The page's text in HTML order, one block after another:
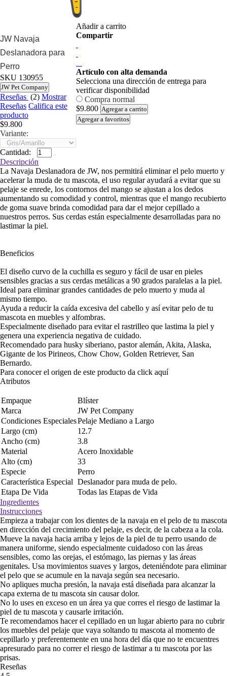
JW Navaja
Deslanadora para
Perro
SKU 130955
JW Pet Company
Reseñas (2) Mostrar
Reseñas Califica este
producto
$9.800
Variante:
Cantidad:
Añadir a carrito
Compartir
Artículo con alta demanda
Selecciona una dirección de entrega para
verificar disponibilidad
Compra normal
$9.800 Agregar a carrito
Agregar a favoritos
Descripción
La Navaja Deslanadora de JW, nos permitirá eliminar el pelo muerto y
acelerar la muda de tu mascota, el uso regular ayudará a evitar que su
pelaje se enrede, los contornos del mango se ajustan a los dedos
aumentando su comodidad y control, mientras que el mango recubierto
de goma suave brinda comodidad para dar el mejor cepillado a
nuestros perros. Sus cerdas están especialmente desarrolladas para no
lastimar la piel.
Beneficios
El diseño curvo de la cuchilla es seguro y fácil de usar en pieles
sensibles gracias a sus cerdas metálicas a 90 grados paralelas a la piel.
Ideal para eliminar grandes cantidades de pelo muerto y muda al
mismo tiempo.
Ayuda a reducir la caída excesiva del cabello y así evitar pelo de tu
mascota en muebles y alfombras.
Especialmente diseñado para evitar el rastrilleo que lastima la piel y
genera una experiencia negativa de cuidado.
Recomendado para husky siberiano, pastor alemán, Akita, Alaska,
Gigante de los Pirineos, Chow Chow, Golden Retriever, San
Bernardo.
Para conocer el origen de este producto da click aquí
Atributos
Empaque
Blíster
Marca
JW Pet Company
Condiciones EspecialesPelaje Mediano a Largo
Largo (cm)
12.7
Ancho (cm)
3.8
Material
Acero Inoxidable
Alto (cm)
33
Especie
Perro
Característica Especial Deslanador para muda de pelo.
Etapa De Vida
Todas las Etapas de Vida
Ingredientes
Instrucciones
Empieza a trabajar con los dientes de la navaja en el pelo de tu mascota
en dirección del crecimiento del pelaje, es decir, de la cabeza a la cola.
Mueve la navaja hacia arriba y lejos de la piel de tu perro usando de
manera uniforme, siendo especialmente cuidadoso con las áreas
sensibles, como las orejas, el estómago, las piernas y las áreas
genitales. Usa movimientos suaves y largos, deteniéndote para eliminar
el pelo que se acumule en la navaja según sea necesario.
No apliques mucha presión, la navaja está diseñada para alcanzar la
capa externa de tu mascota sin causar dolor.
No lo uses en exceso en un área ya que corres el riesgo de lastimar la
piel de tu mascota y causarle irritación.
Te recomendamos hacer el cepillado en un lugar abierto para no cubrir
los muebles del pelaje que vaya soltando tu mascota al momento de
cepillarlo y preferentemente en una hora del día que no te encuentres
apresurado para no correr el riesgo de lastimar a tu mascota por las
prisas.
Reseñas